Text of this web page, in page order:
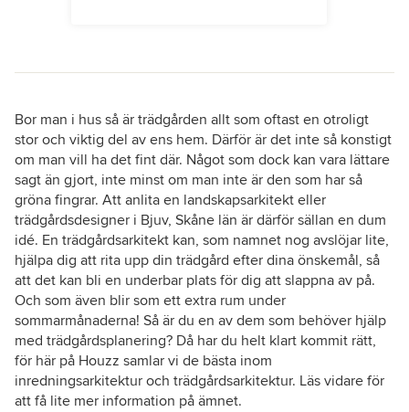
Bor man i hus så är trädgården allt som oftast en otroligt
stor och viktig del av ens hem. Därför är det inte så konstigt
om man vill ha det fint där. Något som dock kan vara lättare
sagt än gjort, inte minst om man inte är den som har så
gröna fingrar. Att anlita en landskapsarkitekt eller
trädgårdsdesigner i Bjuv, Skåne län är därför sällan en dum
idé. En trädgårdsarkitekt kan, som namnet nog avslöjar lite,
hjälpa dig att rita upp din trädgård efter dina önskemål, så
att det kan bli en underbar plats för dig att slappna av på.
Och som även blir som ett extra rum under
sommarmånaderna! Så är du en av dem som behöver hjälp
med trädgårdsplanering? Då har du helt klart kommit rätt,
för här på Houzz samlar vi de bästa inom
inredningsarkitektur och trädgårdsarkitektur. Läs vidare för
att få lite mer information på ämnet.